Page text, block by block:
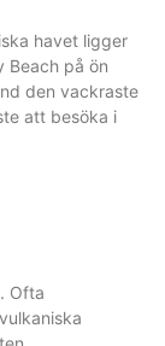
havet ligger
Beach på ön
den vackraste
att besöka i
Ofta